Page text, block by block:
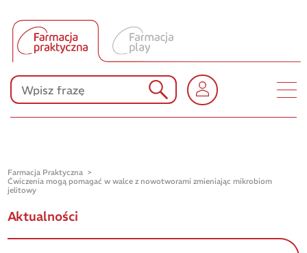
Produkty Polpharmy
KONKURSY
Farmacja Praktyczna
Ćwiczenia mogą pomagać w walce z nowotworami zmieniając mikrobiom
jelitowy
Aktualności